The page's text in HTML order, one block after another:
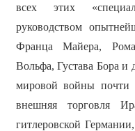
всех этих
руководством
Франца Майера,
Вольфа, Густава Бора и
мировой войны почти
внешняя торговля
гитлеровской